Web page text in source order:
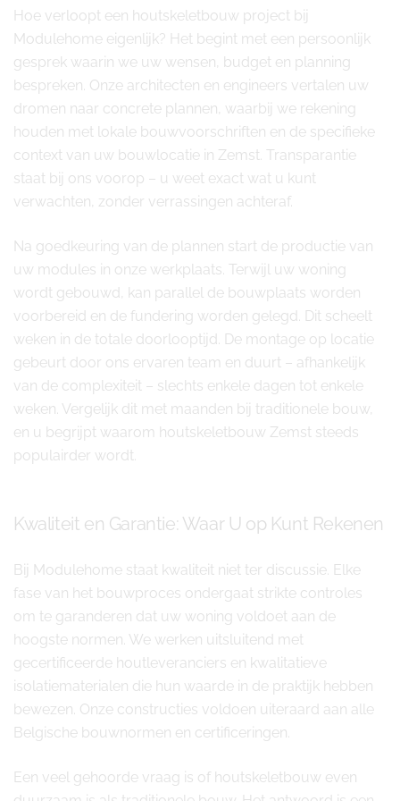
Hoe verloopt een houtskeletbouw project bij
Modulehome eigenlijk? Het begint met een persoonlijk
gesprek waarin we uw wensen, budget en planning
bespreken. Onze architecten en engineers vertalen uw
dromen naar concrete plannen, waarbij we rekening
houden met lokale bouwvoorschriften en de specifieke
context van uw bouwlocatie in Zemst. Transparantie
staat bij ons voorop – u weet exact wat u kunt
verwachten, zonder verrassingen achteraf.
Na goedkeuring van de plannen start de productie van
uw modules in onze werkplaats. Terwijl uw woning
wordt gebouwd, kan parallel de bouwplaats worden
voorbereid en de fundering worden gelegd. Dit scheelt
weken in de totale doorlooptijd. De montage op locatie
gebeurt door ons ervaren team en duurt – afhankelijk
van de complexiteit – slechts enkele dagen tot enkele
weken. Vergelijk dit met maanden bij traditionele bouw,
en u begrijpt waarom houtskeletbouw Zemst steeds
populairder wordt.
Kwaliteit en Garantie: Waar U op Kunt Rekenen
Bij Modulehome staat kwaliteit niet ter discussie. Elke
fase van het bouwproces ondergaat strikte controles
om te garanderen dat uw woning voldoet aan de
hoogste normen. We werken uitsluitend met
gecertificeerde houtleveranciers en kwalitatieve
isolatiematerialen die hun waarde in de praktijk hebben
bewezen. Onze constructies voldoen uiteraard aan alle
Belgische bouwnormen en certificeringen.
Een veel gehoorde vraag is of houtskeletbouw even